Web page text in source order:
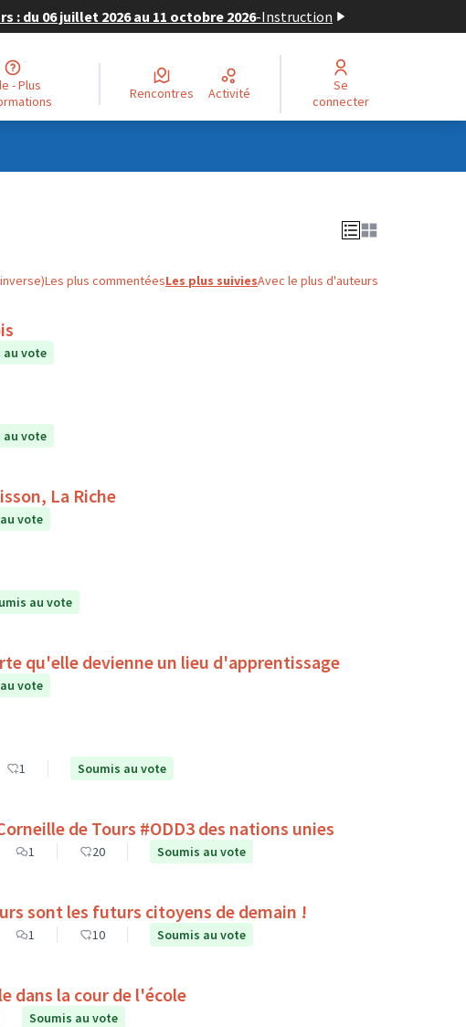
du 06 juillet 2026 au 11 octobre 2026-Instruction
Rencontres Activité
Se
connecter
Les plus commentéesLes plus suiviesAvec le plus d'auteurs
au vote
au vote
La Riche
vote
au vote
qu'elle devienne un lieu d'apprentissage
vote
1 Soumis au vote
de Tours #ODD3 des nations unies
1 20 Soumis au vote
Les élèves du collège Pierre Corneille de Tours sont les futurs citoyens de demain !
1 10 Soumis au vote
dans la cour de l'école
Soumis au vote